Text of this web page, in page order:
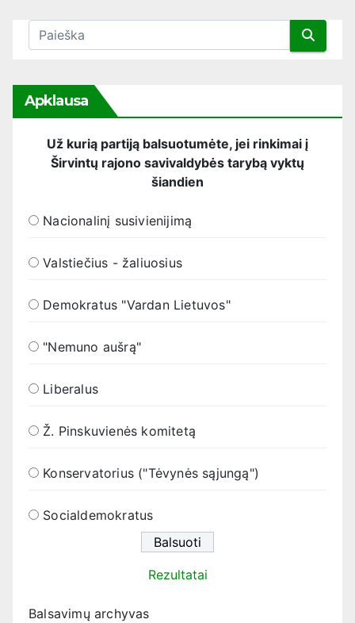
Apklausa
Už kurią partiją balsuotumėte, jei rinkimai į
Širvintų rajono savivaldybės tarybą vyktų
šiandien
Nacionalinį susivienijimą
Valstiečius - žaliuosius
Demokratus "Vardan Lietuvos"
"Nemuno aušrą"
Liberalus
Ž. Pinskuvienės komitetą
Konservatorius ("Tėvynės sąjungą")
Socialdemokratus
Rezultatai
Balsavimų archyvas